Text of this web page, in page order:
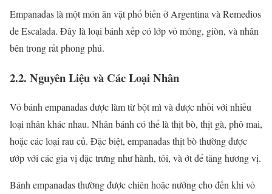
Empanadas là một món ăn vặt phổ biến ở Argentina và Remedios
de Escalada. Đây là loại bánh xếp có lớp vỏ mỏng, giòn, và nhân
bên trong rất phong phú.
2.2. Nguyên Liệu và Các Loại Nhân
Vỏ bánh empanadas được làm từ bột mì và được nhồi với nhiều
loại nhân khác nhau. Nhân bánh có thể là thịt bò, thịt gà, phô mai,
hoặc các loại rau củ. Đặc biệt, empanadas thịt bò thường được
ướp với các gia vị đặc trưng như hành, tỏi, và ớt để tăng hương vị.
Bánh empanadas thường được chiên hoặc nướng cho đến khi vỏ